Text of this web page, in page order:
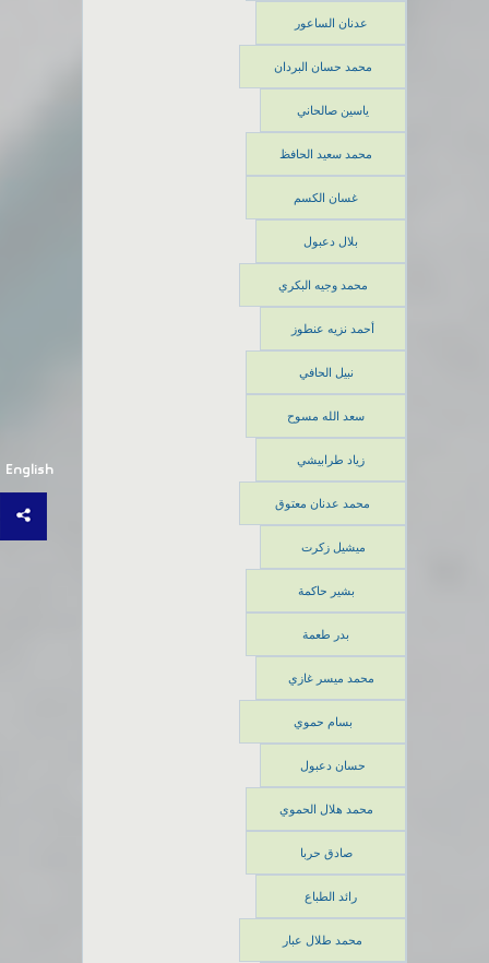
English
عدنان الساعور
محمد حسان البردان
ياسين صالحاني
محمد سعيد الحافظ
غسان الكسم
بلال دعبول
محمد وجيه البكري
أحمد نزيه عنطوز
نبيل الحافي
سعد الله مسوح
زياد طرابيشي
محمد عدنان معتوق
ميشيل زكرت
بشير حاكمة
بدر طعمة
محمد ميسر غازي
بسام حموي
حسان دعبول
محمد هلال الحموي
صادق حربا
رائد الطباع
محمد طلال عبار